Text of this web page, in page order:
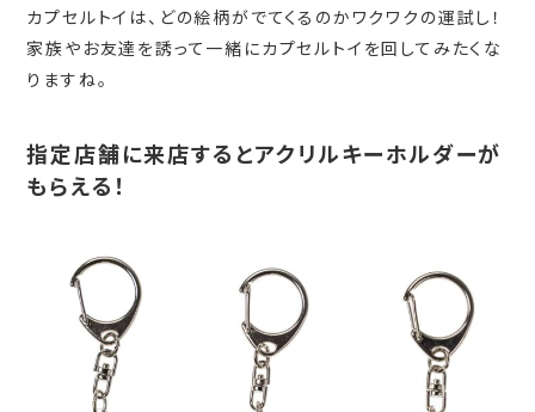
カプセルトイは、どの絵柄がでてくるのかワクワクの運試し！
家族やお友達を誘って一緒にカプセルトイを回してみたくな
りますね。
指定店舗に来店するとアクリルキーホルダーが
もらえる！